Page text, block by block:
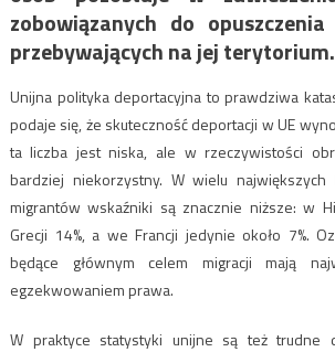
zobowiązanych do
przebywających na jej terytorium.
Unijna polityka deportacyjna to prawdziwa
podaje się, że skuteczność deportacji w UE
ta liczba jest niska, ale w rzeczywistości
bardziej niekorzystny. W wielu największych
migrantów wskaźniki są znacznie niższe: w
Grecji 14%, a we Francji jedynie około 7%.
będące głównym celem migracji mają
egzekwowaniem prawa.
W praktyce statystyki unijne są też trudne